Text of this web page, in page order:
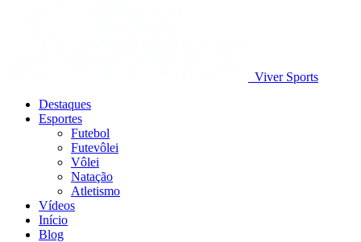
Viver Sports
Destaques
Esportes
Futebol
Futevôlei
Vôlei
Natação
Atletismo
Vídeos
Início
Blog